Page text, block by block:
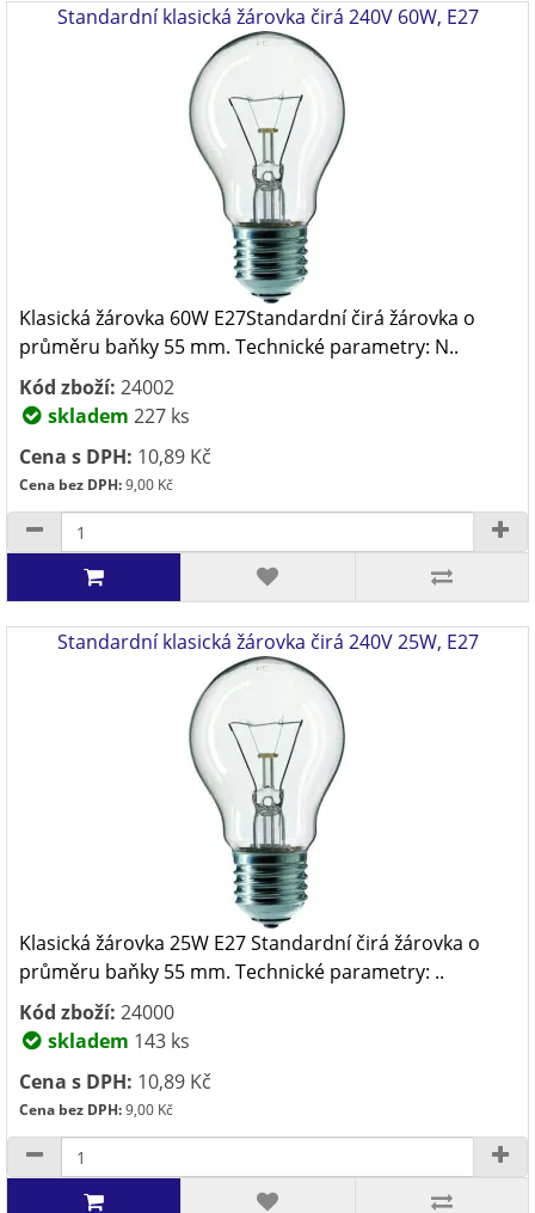
Standardní klasická žárovka čirá 240V 60W, E27
Klasická žárovka 60W E27Standardní čirá žárovka o
průměru baňky 55 mm. Technické parametry: N..
Kód zboží: 24002
skladem 227 ks
Cena s DPH: 10,89 Kč
Cena bez DPH:9,00 Kč
Standardní klasická žárovka čirá 240V 25W, E27
Klasická žárovka 25W E27 Standardní čirá žárovka o
průměru baňky 55 mm. Technické parametry: ..
Kód zboží: 24000
skladem 143 ks
Cena s DPH: 10,89 Kč
Cena bez DPH:9,00 Kč